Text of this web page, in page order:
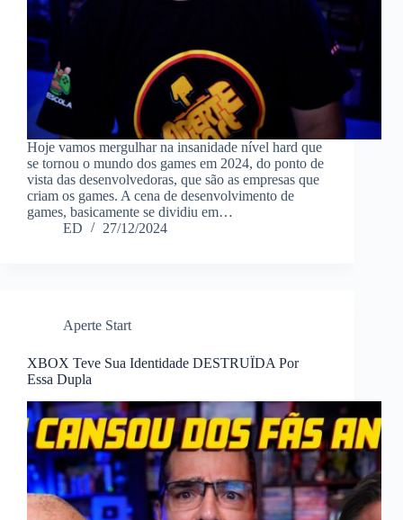
Hoje vamos mergulhar na insanidade nível hard que
se tornou o mundo dos games em 2024, do ponto de
vista das desenvolvedoras, que são as empresas que
criam os games. A cena de desenvolvimento de
games, basicamente se dividiu em…
ED
27/12/2024
Aperte Start
XBOX Teve Sua Identidade DESTRUÏDA Por
Essa Dupla